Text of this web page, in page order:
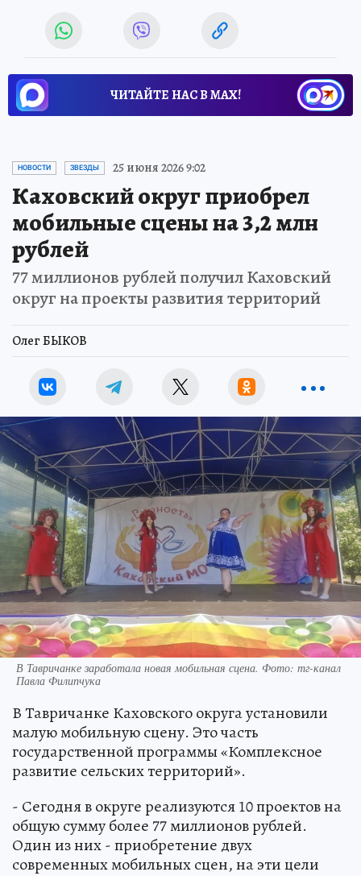
ЧИТАЙТЕ НАС В МАХ!
НОВОСТИ ЗВЕЗДЫ 25 июня 2026 9:02
Каховский округ приобрел
мобильные сцены на 3,2 млн
рублей
77 миллионов рублей получил Каховский
округ на проекты развития территорий
Олег БЫКОВ
В Тавричанке заработала новая мобильная сцена. Фото: тг-канал
Павла Филипчука
В Тавричанке Каховского округа установили
малую мобильную сцену. Это часть
государственной программы «Комплексное
развитие сельских территорий».
- Сегодня в округе реализуются 10 проектов на
общую сумму более 77 миллионов рублей.
Один из них - приобретение двух
современных мобильных сцен, на эти цели